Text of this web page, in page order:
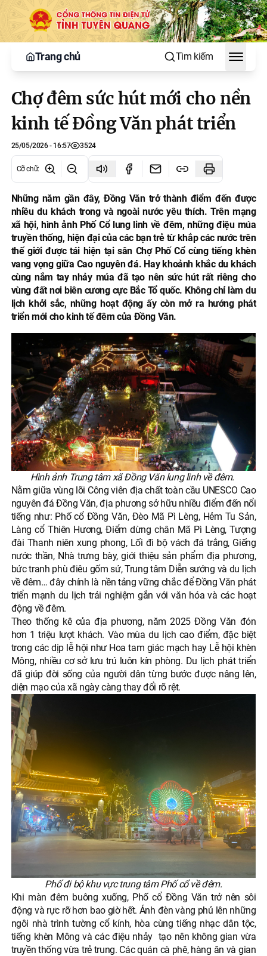
Trang chủ Tìm kiếm
Toggle
Chợ đêm sức hút mới cho nền
kinh tế Đồng Văn phát triển
25/05/2026 - 16:57 3524
Cỡ chữ:
Những năm gần đây, Đồng Văn trở thành điểm đến được
nhiều du khách trong và ngoài nước yêu thích. Trên mạng
xã hội, hình ảnh Phố Cổ lung linh về đêm, những điệu múa
truyền thống, hiện đại của các bạn trẻ từ khắp các nước trên
thế giới được tái hiện tại sân Chợ Phố Cổ cùng tiếng khèn
vang vọng giữa Cao nguyên đá. Hay khoảnh khắc du khách
cùng nắm tay nhảy múa đã tạo nên sức hút rất riêng cho
vùng đất nơi biên cương cực Bắc Tổ quốc. Không chỉ làm du
lịch khởi sắc, những hoạt động ấy còn mở ra hướng phát
triển mới cho kinh tế đêm của Đồng Văn.
Hình ảnh Trung tâm xã Đồng Văn lung linh về đêm.
Nằm giữa vùng lõi Công viên địa chất toàn cầu UNESCO Cao
nguyên đá Đồng Văn, địa phương sở hữu nhiều điểm đến nổi
tiếng như: Phố cổ Đồng Văn, Đèo Mã Pì Lèng, Hẻm Tu Sản,
Làng cổ Thiên Hương, Điểm dừng chân Mã Pì Lèng, Tượng
đài Thanh niên xung phong, Lối đi bộ vách đá trắng, Giếng
nước thần, Nhà trưng bày, giới thiệu sản phẩm địa phương,
bức tranh phù điêu gốm sứ, Trung tâm Diễn sướng và du lịch
về đêm… đây chính là nền tảng vững chắc để Đồng Văn phát
triển mạnh du lịch trải nghiệm gắn với văn hóa và các hoạt
động về đêm.
Theo thống kê của địa phương, năm 2025 Đồng Văn đón
hơn 1 triệu lượt khách. Vào mùa du lịch cao điểm, đặc biệt
trong các dịp lễ hội như Hoa tam giác mạch hay Lễ hội khèn
Mông, nhiều cơ sở lưu trú luôn kín phòng. Du lịch phát triển
đã giúp đời sống của người dân từng bước được nâng lên,
diện mạo của xã ngày càng thay đổi rõ rệt.
Phố đi bộ khu vực trung tâm Phố cổ về đêm.
Khi màn đêm buông xuống, Phố cổ Đồng Văn trở nên sôi
động và rực rỡ hơn bao giờ hết. Ánh đèn vàng phủ lên những
ngôi nhà trình tường cổ kính, hòa cùng tiếng nhạc dân tộc,
tiếng khèn Mông và các điệu nhảy tạo nên không gian vừa
truyền thống vừa trẻ trung. Các quán cà phê, hàng ăn và gian